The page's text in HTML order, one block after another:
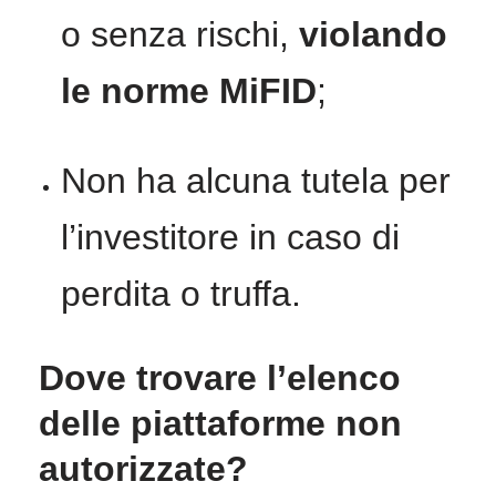
o senza rischi, violando
le norme MiFID;
Non ha alcuna tutela per
l’investitore in caso di
perdita o truffa.
Dove trovare l’elenco
delle piattaforme non
autorizzate?